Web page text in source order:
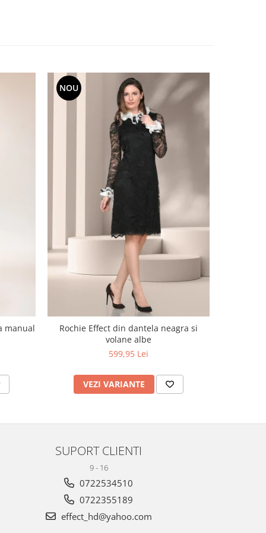
manual
NOU
Rochie Effect din dantela neagra si
volane albe
599,95 Lei
VEZI VARIANTE
SUPORT CLIENTI
9 - 16
0722534510
0722355189
effect_hd@yahoo.com